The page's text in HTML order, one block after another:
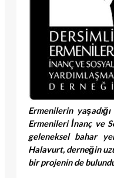
Ermenilerin
Ermenileri İnanç ve
geleneksel bahar
Halavurt, derneğin
bir projenin de